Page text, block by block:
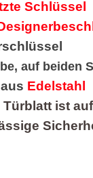
Schlüssel
auf beiden
Edelstahl
Türblatt ist